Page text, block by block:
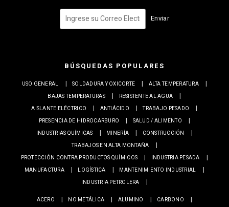
Enviar
BÚSQUEDAS POPULARES
USO GENERAL SOLDADURA Y OXICORTE
ALTA TEMPERATURA
BAJAS TEMPERATURAS
RESISTENTE AL AGUA
AISLANTE ELÉCTRICO
ANTIÁCIDO
TRABAJO PESADO
PRESENCIA DE HIDROCARBURO
SALUD / ALIMENTO
INDUSTRIAS QUÍMICAS
MINERÍA
CONSTRUCCIÓN
TRABAJOS EN ALTA MONTAÑA
PROTECCIÓN CONTRA PRODUCTOS QUÍMICOS
INDUSTRIA PESADA
MANUFACTURA
LOGÍSTICA
MANTENIMIENTO INDUSTRIAL
INDUSTRIA PETROLERA
ACERO NO METÁLICA ALUMINO
CARBONO